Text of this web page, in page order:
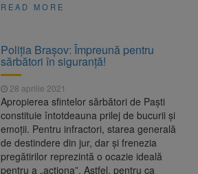
READ MORE
Poliția Brașov: Împreună pentru
sărbători în siguranță!
28 aprilie 2021
Apropierea sfintelor sărbători de Paşti
constituie întotdeauna prilej de bucurii şi
emoţii. Pentru infractori, starea generală
de destindere din jur, dar și frenezia
pregătirilor reprezintă o ocazie ideală
pentru a „acționa”. Astfel, pentru ca